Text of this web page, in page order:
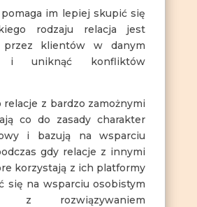
im lepiej skupić się
rodzaju relacja jest
przez klientów w danym
i uniknąć konfliktów
relacje z bardzo zamożnymi
co do zasady charakter
i bazują na wsparciu
gdy relacje z innymi
korzystają z ich platformy
się na wsparciu osobistym
z rozwiązywaniem